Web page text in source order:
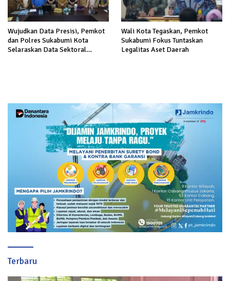
Wujudkan Data Presisi, Pemkot
dan Polres Sukabumi Kota
Selaraskan Data Sektoral
Wali Kota Tegaskan, Pemkot
Sukabumi Fokus Tuntaskan
Legalitas Aset Daerah
Terbaru